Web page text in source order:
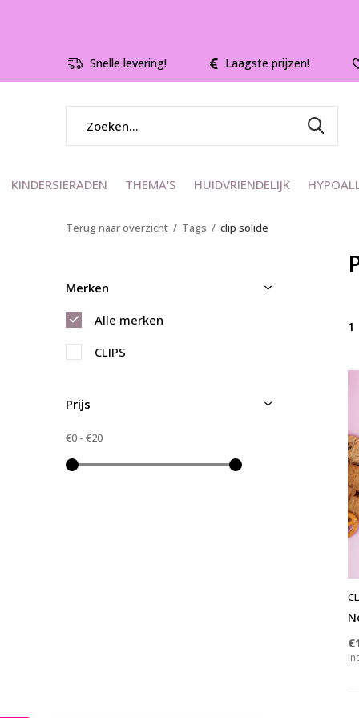
KINDERSIERADEN THEMA'S HUIDVRIENDELIJK
Snelle levering! Laagste prijzen!
Terug naar overzicht Tags clip solide
1
Merken
Alle merken
CLIPS
Prijs
€0 - €20